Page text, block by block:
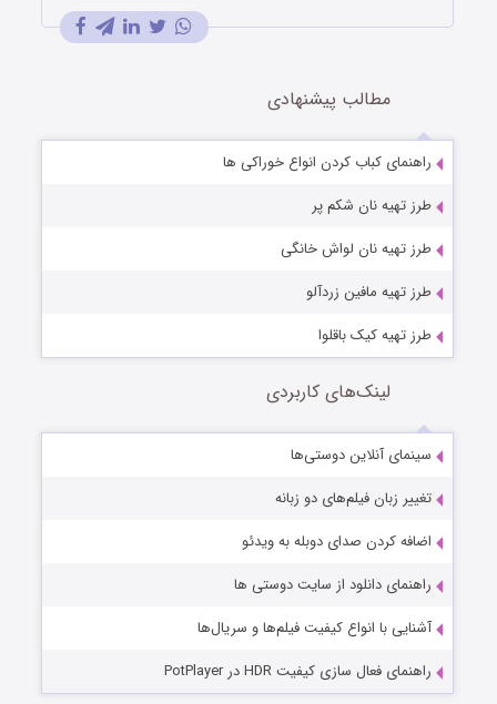
مطالب پیشنهادی
راهنمای کباب کردن انواع خوراکی ها
طرز تهیه نان شکم پر
طرز تهیه نان لواش خانگی
طرز تهیه مافین زردآلو
طرز تهیه کیک باقلوا
لینک‌های کاربردی
سینمای آنلاین دوستی‌ها
تغییر زبان فیلم‌های دو زبانه
اضافه کردن صدای دوبله به ویدئو
راهنمای دانلود از سایت دوستی ها
آشنایی با انواع کیفیت فیلم‌ها و سریال‌ها
راهنمای فعال سازی کیفیت HDR در PotPlayer